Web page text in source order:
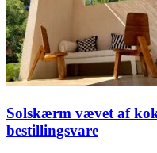
Solskærm vævet af
bestillingsvare